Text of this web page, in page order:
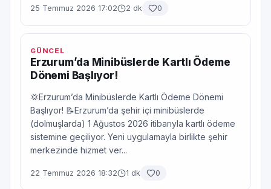
25 Temmuz 2026 17:02 2 dk 0
GÜNCEL
Erzurum’da Minibüslerde Kartlı Ödeme
Dönemi Başlıyor!
💢Erzurum’da Minibüslerde Kartlı Ödeme Dönemi
Başlıyor! 📝Erzurum’da şehir içi minibüslerde
(dolmuşlarda) 1 Ağustos 2026 itibarıyla kartlı ödeme
sistemine geçiliyor. Yeni uygulamayla birlikte şehir
merkezinde hizmet ver...
22 Temmuz 2026 18:32 1 dk 0